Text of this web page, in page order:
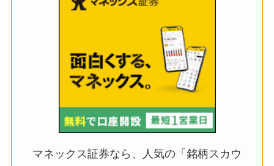
マネックス証券なら、人気の「銘柄スカウ